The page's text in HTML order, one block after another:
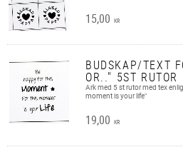
15,00 KR
BUDSKAP/TEXT
OR.." 5ST RUTOR
Ark med 5 st rutor med tex
moment is your life"
19,00 KR